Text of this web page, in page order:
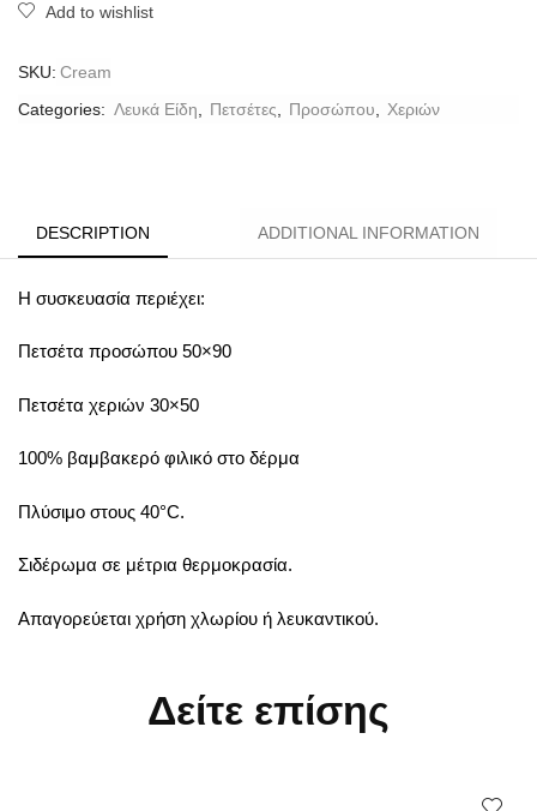
Add to wishlist
SKU: Cream
Categories: Λευκά Είδη Πετσέτες Προσώπου Χεριών
DESCRIPTION ADDITIONAL INFORMATION
Η συσκευασία περιέχει:
Πετσέτα προσώπου 50×90
Πετσέτα χεριών 30×50
100% βαμβακερό φιλικό στο δέρμα
Πλύσιμο στους 40°C.
Σιδέρωμα σε μέτρια θερμοκρασία.
Απαγορεύεται χρήση χλωρίου ή λευκαντικού.
Δείτε επίσης